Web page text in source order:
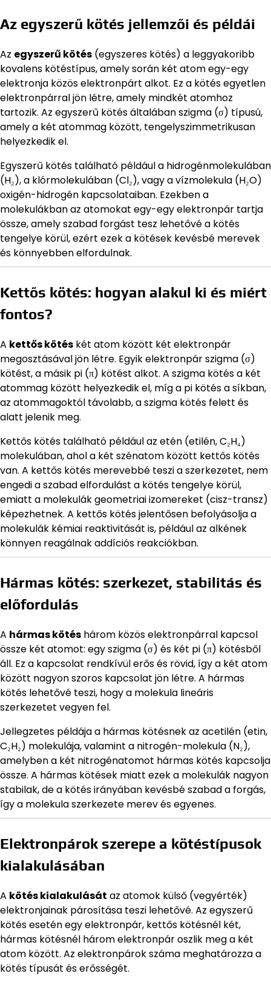
Az egyszerű kötés jellemzői és példái
Az egyszerű kötés (egyszeres kötés) a leggyakoribb
kovalens kötéstípus, amely során két atom egy-egy
elektronja közös elektronpárt alkot. Ez a kötés egyetlen
elektronpárral jön létre, amely mindkét atomhoz
tartozik. Az egyszerű kötés általában szigma (σ) típusú,
amely a két atommag között, tengelyszimmetrikusan
helyezkedik el.
Egyszerű kötés található például a hidrogénmolekulában
(H₂), a klórmolekulában (Cl₂), vagy a vízmolekula (H₂O)
oxigén-hidrogén kapcsolataiban. Ezekben a
molekulákban az atomokat egy-egy elektronpár tartja
össze, amely szabad forgást tesz lehetővé a kötés
tengelye körül, ezért ezek a kötések kevésbé merevek
és könnyebben elfordulnak.
Kettős kötés: hogyan alakul ki és miért
fontos?
A kettős kötés két atom között két elektronpár
megosztásával jön létre. Egyik elektronpár szigma (σ)
kötést, a másik pi (π) kötést alkot. A szigma kötés a két
atommag között helyezkedik el, míg a pi kötés a síkban,
az atommagoktól távolabb, a szigma kötés felett és
alatt jelenik meg.
Kettős kötés található például az etén (etilén, C₂H₄)
molekulában, ahol a két szénatom között kettős kötés
van. A kettős kötés merevebbé teszi a szerkezetet, nem
engedi a szabad elfordulást a kötés tengelye körül,
emiatt a molekulák geometriai izomereket (cisz-transz)
képezhetnek. A kettős kötés jelentősen befolyásolja a
molekulák kémiai reaktivitását is, például az alkének
könnyen reagálnak addíciós reakciókban.
Hármas kötés: szerkezet, stabilitás és
előfordulás
A hármas kötés három közös elektronpárral kapcsol
össze két atomot: egy szigma (σ) és két pi (π) kötésből
áll. Ez a kapcsolat rendkívül erős és rövid, így a két atom
között nagyon szoros kapcsolat jön létre. A hármas
kötés lehetővé teszi, hogy a molekula lineáris
szerkezetet vegyen fel.
Jellegzetes példája a hármas kötésnek az acetilén (etin,
C₂H₂) molekulája, valamint a nitrogén-molekula (N₂),
amelyben a két nitrogénatomot hármas kötés kapcsolja
össze. A hármas kötések miatt ezek a molekulák nagyon
stabilak, de a kötés irányában kevésbé szabad a forgás,
így a molekula szerkezete merev és egyenes.
Elektronpárok szerepe a kötéstípusok
kialakulásában
A kötés kialakulását az atomok külső (vegyérték)
elektronjainak párosítása teszi lehetővé. Az egyszerű
kötés esetén egy elektronpár, kettős kötésnél két,
hármas kötésnél három elektronpár oszlik meg a két
atom között. Az elektronpárok száma meghatározza a
kötés típusát és erősségét.